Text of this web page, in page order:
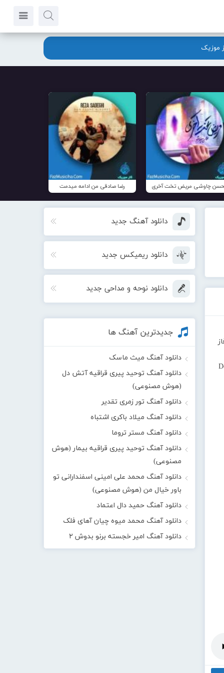
موزیک
چاوشی مریض تخت آخری رضا صادقی من ادامه میدمت
دانلود آهنگ جدید
دانلود ریمیکس جدید
دانلود نوحه و مداحی جدید
جدیدترین آهنگ ها
دانلود آهنگ میث ماسک
دانلود آهنگ توحید پیری قراقیه آتش دل
(هوش مصنوعی)
دانلود آهنگ تور زمری تقدیر
دانلود آهنگ میلاد باکری اشتباه
دانلود آهنگ مستر تروما
دانلود آهنگ توحید پیری قراقیه بیمار (هوش
مصنوعی)
دانلود آهنگ محمد علی امینی اسفندارانی تو
باور خیال من (هوش مصنوعی)
دانلود آهنگ حمید دال اعتماد
دانلود آهنگ محمد میوه چیان آهای فلک
دانلود آهنگ امیر خجسته برنو بدوش ۲